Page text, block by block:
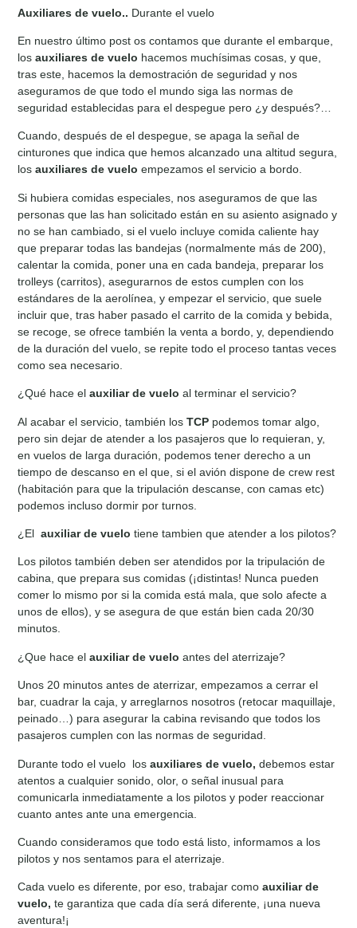
Auxiliares de vuelo.. Durante el vuelo
En nuestro último post os contamos que durante el embarque,
losauxiliares de vuelo hacemos muchísimas cosas, y que,
tras este, hacemos la demostración de seguridad y nos
aseguramos de que todo el mundo siga las normas de
seguridad establecidas para el despegue pero ¿y después?…
Cuando, después de el despegue, se apaga la señal de
cinturones que indica que hemos alcanzado una altitud segura,
losauxiliares de vuelo empezamos el servicio a bordo.
Si hubiera comidas especiales, nos aseguramos de que las
personas que las han solicitado están en su asiento asignado y
no se han cambiado, si el vuelo incluye comida caliente hay
que preparar todas las bandejas (normalmente más de 200),
calentar la comida, poner una en cada bandeja, preparar los
trolleys (carritos), asegurarnos de estos cumplen con los
estándares de la aerolínea, y empezar el servicio, que suele
incluir que, tras haber pasado el carrito de la comida y bebida,
se recoge, se ofrece también la venta a bordo, y, dependiendo
de la duración del vuelo, se repite todo el proceso tantas veces
como sea necesario.
¿Qué hace elauxiliar de vuelo al terminar el servicio?
Al acabar el servicio, también losTCP podemos tomar algo,
pero sin dejar de atender a los pasajeros que lo requieran, y,
en vuelos de larga duración, podemos tener derecho a un
tiempo de descanso en el que, si el avión dispone de crew rest
(habitación para que la tripulación descanse, con camas etc)
podemos incluso dormir por turnos.
¿Elauxiliar de vuelo tiene tambien que atender a los pilotos?
Los pilotos también deben ser atendidos por la tripulación de
cabina, que prepara sus comidas (¡distintas! Nunca pueden
comer lo mismo por si la comida está mala, que solo afecte a
unos de ellos), y se asegura de que están bien cada 20/30
minutos.
¿Que hace elauxiliar de vuelo antes del aterrizaje?
Unos 20 minutos antes de aterrizar, empezamos a cerrar el
bar, cuadrar la caja, y arreglarnos nosotros (retocar maquillaje,
peinado…) para asegurar la cabina revisando que todos los
pasajeros cumplen con las normas de seguridad.
Durante todo el vuelo losauxiliares de vuelo, debemos estar
atentos a cualquier sonido, olor, o señal inusual para
comunicarla inmediatamente a los pilotos y poder reaccionar
cuanto antes ante una emergencia.
Cuando consideramos que todo está listo, informamos a los
pilotos y nos sentamos para el aterrizaje.
Cada vuelo es diferente, por eso, trabajar como auxiliar de
vuelo, te garantiza que cada día será diferente, ¡una nueva
aventura!¡